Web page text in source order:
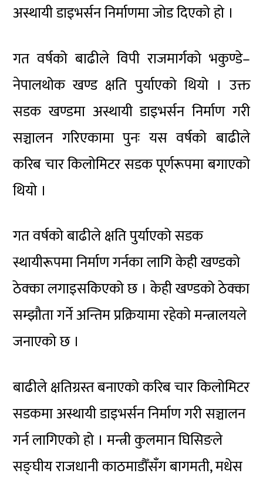
अस्थायी डाइभर्सन निर्माणमा जोड दिएको हो ।
गत वर्षको बाढीले विपी राजमार्गको भकुण्डे–
नेपालथोक खण्ड क्षति पुर्याएको थियो । उक्त
सडक खण्डमा अस्थायी डाइभर्सन निर्माण गरी
सञ्चालन गरिएकामा पुनः यस वर्षको बाढीले
करिब चार किलोमिटर सडक पूर्णरूपमा बगाएको
थियो ।
गत वर्षको बाढीले क्षति पुर्याएको सडक
स्थायीरूपमा निर्माण गर्नका लागि केही खण्डको
ठेक्का लगाइसकिएको छ । केही खण्डको ठेक्का
सम्झौता गर्ने अन्तिम प्रक्रियामा रहेको मन्त्रालयले
जनाएको छ ।
बाढीले क्षतिग्रस्त बनाएको करिब चार किलोमिटर
सडकमा अस्थायी डाइभर्सन निर्माण गरी सञ्चालन
गर्न लागिएको हो । मन्त्री कुलमान घिसिङले
सङ्घीय राजधानी काठमाडौँसँग बागमती, मधेस